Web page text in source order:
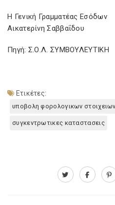
Η Γενική Γραμματέας Εσόδων
Αικατερίνη Σαββαΐδου
Πηγή: Σ.Ο.Λ. ΣΥΜΒΟΥΛΕΥΤΙΚΗ
Ετικέτες:
υποβολη φορολογικων
συγκεντρωτικες καταστασεις